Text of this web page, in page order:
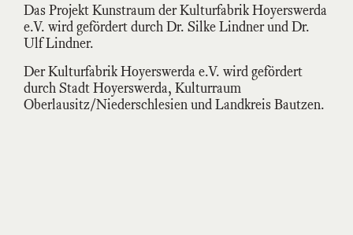
Das Projekt Kunstraum der Kulturfabrik Hoyerswerda
e.V. wird gefördert durch Dr. Silke Lindner und Dr.
Ulf Lindner.
Der Kulturfabrik Hoyerswerda e.V. wird gefördert
durch Stadt Hoyerswerda, Kulturraum
Oberlausitz/Niederschlesien und Landkreis Bautzen.